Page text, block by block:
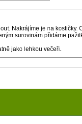
Nakrájíme je na
surovinám přidáme
jako lehkou večeři.